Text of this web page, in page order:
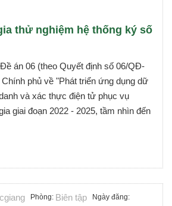
thử nghiệm hệ thống ký số
án 06 (theo Quyết định số 06/QĐ-
phủ về "Phát triển ứng dụng dữ
và xác thực điện tử phục vụ
giai đoạn 2022 - 2025, tầm nhìn đến
Phòng: Biên tập Ngày đăng: